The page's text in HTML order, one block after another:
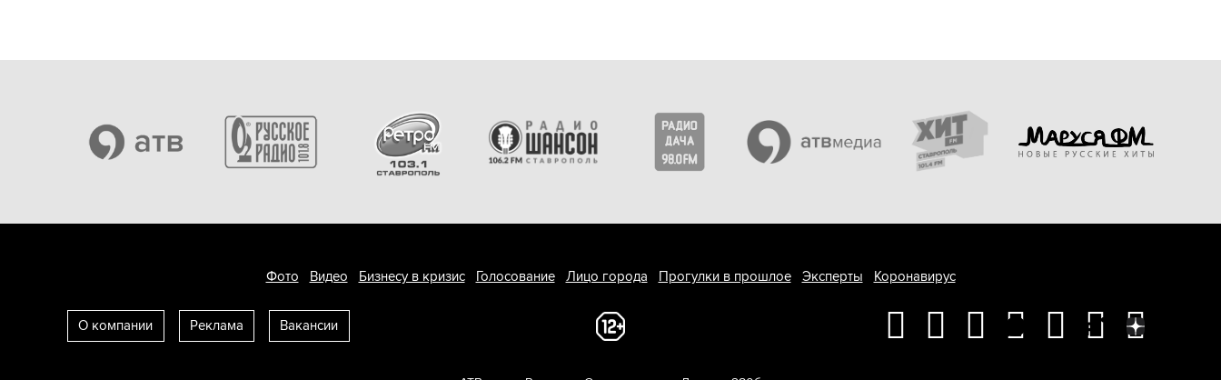
Фото Видео Бизнесу в кризис Голосование Лицо города Прогулки в прошлое Эксперты Коронавирус
О компании Реклама Вакансии